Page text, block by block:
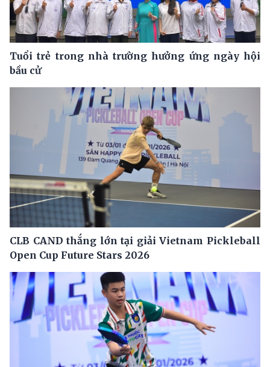
Tuổi trẻ trong nhà trường hưởng ứng ngày hội
bầu cử
CLB CAND thắng lớn tại giải Vietnam Pickleball
Open Cup Future Stars 2026